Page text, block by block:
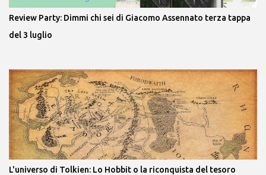
Review Party: Dimmi chi sei di Giacomo Assennato terza tappa
del 3 luglio
L'universo di Tolkien: Lo Hobbit o la riconquista del tesoro